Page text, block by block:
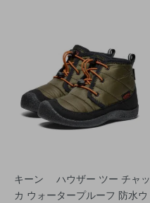
キーン ハウザー ツー チャッ
カ ウォータープルーフ 防水ウ